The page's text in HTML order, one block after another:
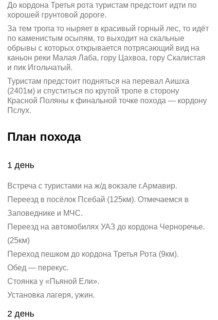
До кордона Третья рота туристам предстоит идти по
хорошей грунтовой дороге.
За тем тропа то ныряет в красивый горный лес, то идёт
по каменистым осыпям, то выходит на скальные
обрывы с которых открывается потрясающий вид на
каньон реки Малая Лаба, гору Цахвоа, гору Скалистая
и пик Игольчатый.
Туристам предстоит подняться на перевал Аишха
(2401м) и спуститься по крутой тропе в сторону
Красной Поляны к финальной точке похода — кордону
Пслух.
План похода
1 день
Встреча с туристами на ж/д вокзале г.Армавир.
Переезд в посёлок Псебай (125км). Отмечаемся в
Заповеднике и МЧС.
Переезд на автомобилях УАЗ до кордона Черноречье.
(25км)
Переход пешком до кордона Третья Рота (9км).
Обед — перекус.
Стоянка у «Пьяной Ели».
Установка лагеря, ужин.
2 день